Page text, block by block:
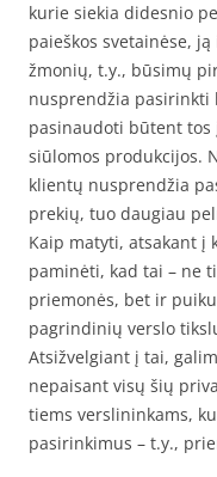
kurie siekia didesnio
paieškos svetainėse,
žmonių, t.y., būsimų
nusprendžia
pasinaudoti būtent tos
siūlomos produkcijos.
klientų nusprendžia
prekių, tuo daugiau
Kaip matyti, atsakant į
paminėti, kad tai – ne
priemonės, bet ir
pagrindinių verslo
Atsižvelgiant į tai,
nepaisant visų šių
tiems verslininkams,
pasirinkimus – t.y.,